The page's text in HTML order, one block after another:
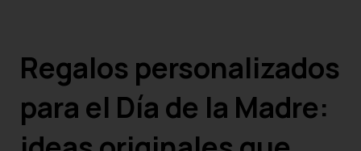
Regalos personalizados
para el Día de la Madre: